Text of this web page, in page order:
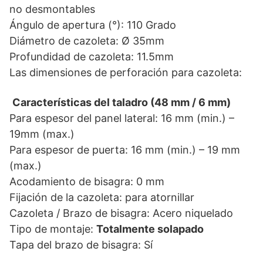
no desmontables
Ángulo de apertura (°): 110 Grado
Diámetro de cazoleta: Ø 35mm
Profundidad de cazoleta: 11.5mm
Las dimensiones de perforación para cazoleta:
Características del taladro (48 mm / 6 mm)
Para espesor del panel lateral: 16 mm (min.) –
19mm (max.)
Para espesor de puerta: 16 mm (min.) – 19 mm
(max.)
Acodamiento de bisagra: 0 mm
Fijación de la cazoleta: para atornillar
Cazoleta / Brazo de bisagra: Acero niquelado
Tipo de montaje: Totalmente solapado
Tapa del brazo de bisagra: Sí